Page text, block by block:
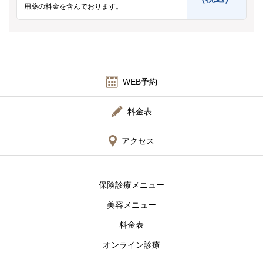
用薬の料金を含んでおります。
WEB予約
料金表
アクセス
保険診療メニュー
美容メニュー
料金表
オンライン診療